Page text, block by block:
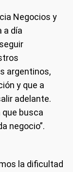
Negocios y
a día
argentinos,
y que a
adelante.
busca
negocio”.
la dificultad